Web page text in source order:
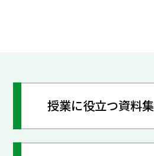
授業に役立つ資料集